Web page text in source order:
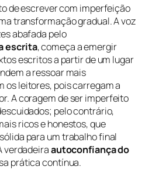
de escrever com imperfeição
transformação gradual. A voz
abafada pelo
escrita, começa a emergir
escritos a partir de um lugar
a ressoar mais
os leitores, pois carregam a
A coragem de ser imperfeito
pelo contrário,
ricos e honestos, que
para um trabalho final
verdadeiraautoconfiança do
prática contínua.